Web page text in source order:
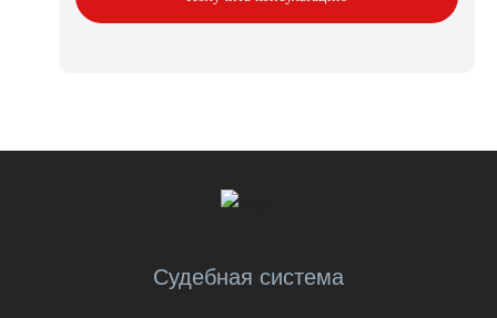
Судебная система